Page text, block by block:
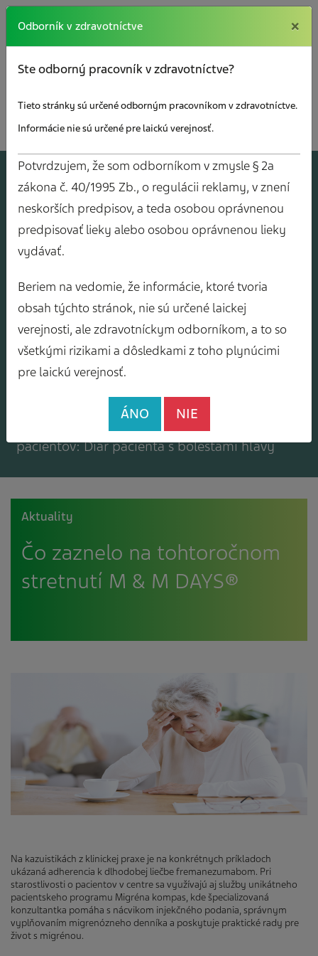
×
AJOV Y
Mám záujem o zasielanie odborného
spravodajcu
pacientov: Diár pacienta s bolesťami hlavy
Aktuality
Čo zaznelo na tohtoročnom
stretnutí M & M DAYS®
Na kazuistikách z klinickej praxe je na konkrétnych príkladoch
ukázaná adherencia k dlhodobej liečbe fremanezumabom. Pri
starostlivosti o pacientov v centre sa využívajú aj služby unikátneho
pacientskeho programu Migréna kompas, kde špecializovaná
konzultantka pomáha s nácvikom injekčného podania, správnym
vyplňovaním migrenózneho denníka a poskytuje praktické rady pre
život s migrénou.
Odborník v zdravotníctve ×
Ste odborný pracovník v zdravotníctve?
Tieto stránky sú určené odborným pracovníkom v zdravotníctve.
Informácie nie sú určené pre laickú verejnosť.
Potvrdzujem, že som odborníkom v zmysle § 2a
zákona č. 40/1995 Zb., o regulácii reklamy, v znení
neskorších predpisov, a teda osobou oprávnenou
predpisovať lieky alebo osobou oprávnenou lieky
vydávať.
Beriem na vedomie, že informácie, ktoré tvoria
obsah týchto stránok, nie sú určené laickej
verejnosti, ale zdravotníckym odborníkom, a to so
všetkými rizikami a dôsledkami z toho plynúcimi
pre laickú verejnosť.
ÁNO NIE